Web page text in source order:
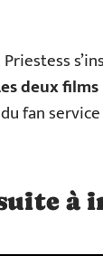
deux
fan
à